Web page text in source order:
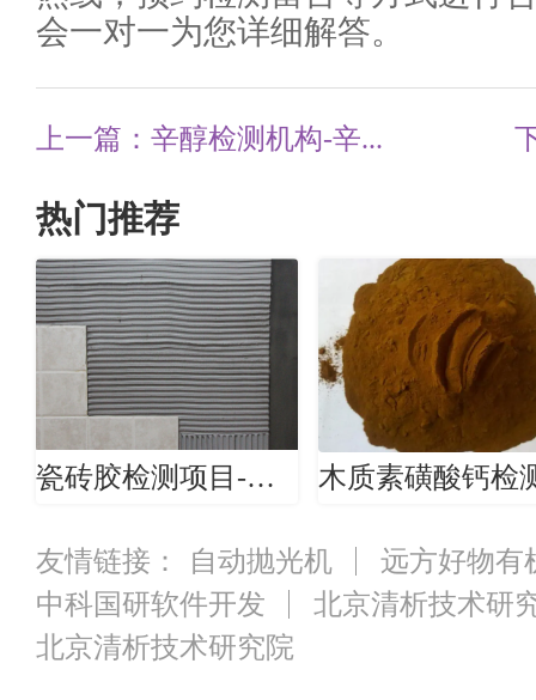
会一对一为您详细解答。
上一篇：辛醇检测机构-辛...
热门推荐
瓷砖胶检测项目-瓷砖胶检测机构
友情链接： 自动抛光机
远方好物有
中科国研软件开发
北京清析技术研
北京清析技术研究院